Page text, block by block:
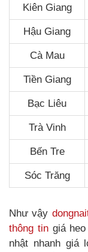
Kiên Giang
Hậu Giang
Cà Mau
Tiền Giang
Bạc Liêu
Trà Vinh
Bến Tre
Sóc Trăng
Như vậy
thông tingiá heo
nhật nhanh giá